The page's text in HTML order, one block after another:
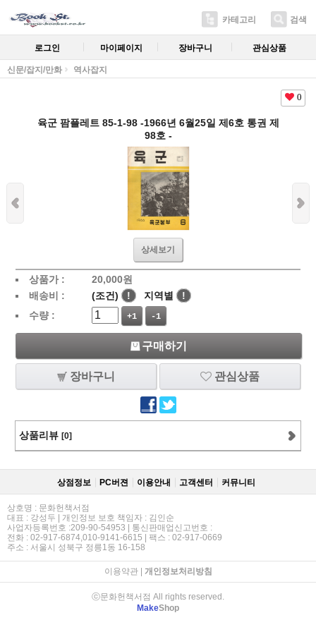
카테고리 검색
로그인 마이페이지 장바구니 관심상품
신문/잡지/만화 역사잡지
0
육군 팜플레트 85-1-98 -1966년 6월25일 제6호 통권 제
98호 -
상세보기
상품가 : 20,000원
배송비 :
(조건) ! 지역별
!
수량 :
+1 -1
구매하기
장바구니 관심상품
상품리뷰 [0]
상점정보 PC버젼 이용안내 고객센터 커뮤니티
상호명 : 문화헌책서점
대표 : 강성두 | 개인정보 보호 책임자 : 김인순
사업자등록번호 :209-90-54953 | 통신판매업신고번호 :
전화 : 02-917-6874,010-9141-6615 | 팩스 : 02-917-0669
주소 : 서울시 성북구 정릉1동 16-158
이용약관| 개인정보처리방침
ⓒ문화헌책서점 All rights reserved.
MakeShop